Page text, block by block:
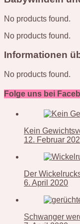
No products found.
No products found.
Informationen
No products found.
Folge uns bei
Kein
12. Februar
Der
6. April 2020
Schwanger